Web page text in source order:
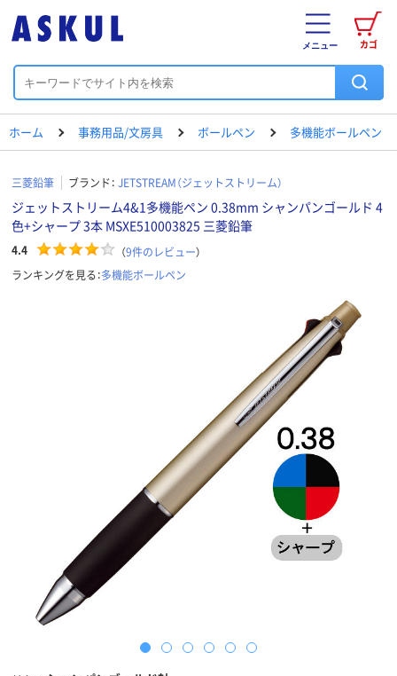
カゴ
メニュー
ホーム 事務用品/文房具 ボールペン 多機能ボールペン
三菱鉛筆 ブランド： JETSTREAM（ジェットストリーム）
ジェットストリーム4&1多機能ペン 0.38mm シャンパンゴールド 4
色+シャープ 3本 MSXE510003825 三菱鉛筆
4.4 （9件のレビュー）
ランキングを見る：多機能ボールペン